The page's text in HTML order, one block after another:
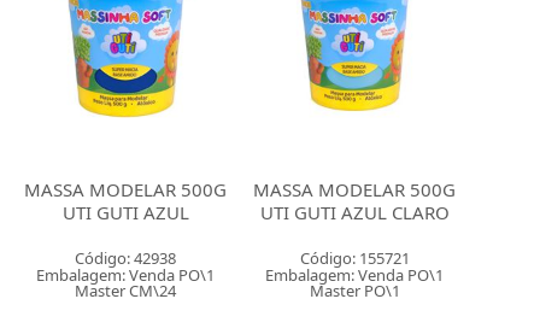
MASSA MODELAR 500G
UTI GUTI AZUL
Código: 42938
Embalagem: Venda PO\1
Master CM\24
MASSA MODELAR 500G
UTI GUTI AZUL CLARO
Código: 155721
Embalagem: Venda PO\1
Master PO\1